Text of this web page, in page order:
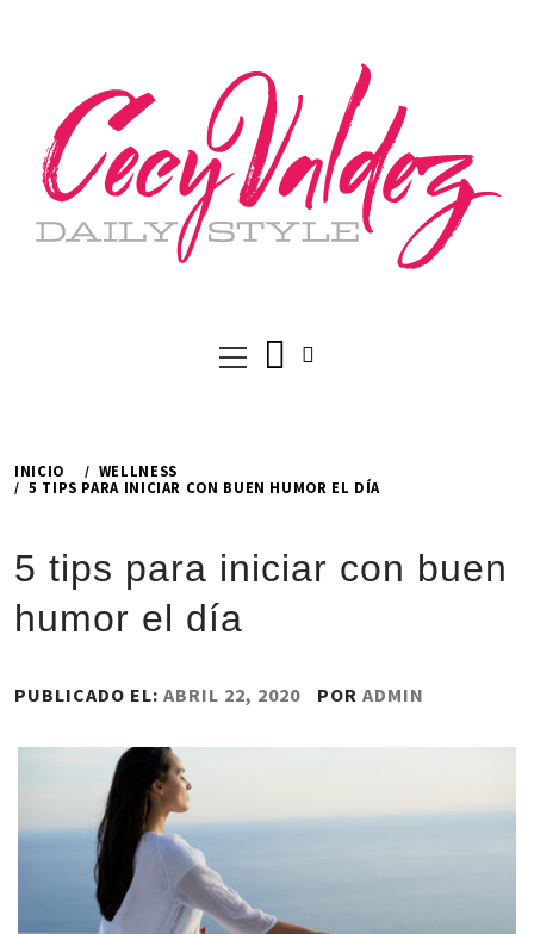
Menú
principal
INICIO
WELLNESS
5 TIPS PARA INICIAR CON BUEN HUMOR EL DÍA
5 tips para iniciar con buen
humor el día
PUBLICADO EL: ABRIL 22, 2020 POR ADMIN